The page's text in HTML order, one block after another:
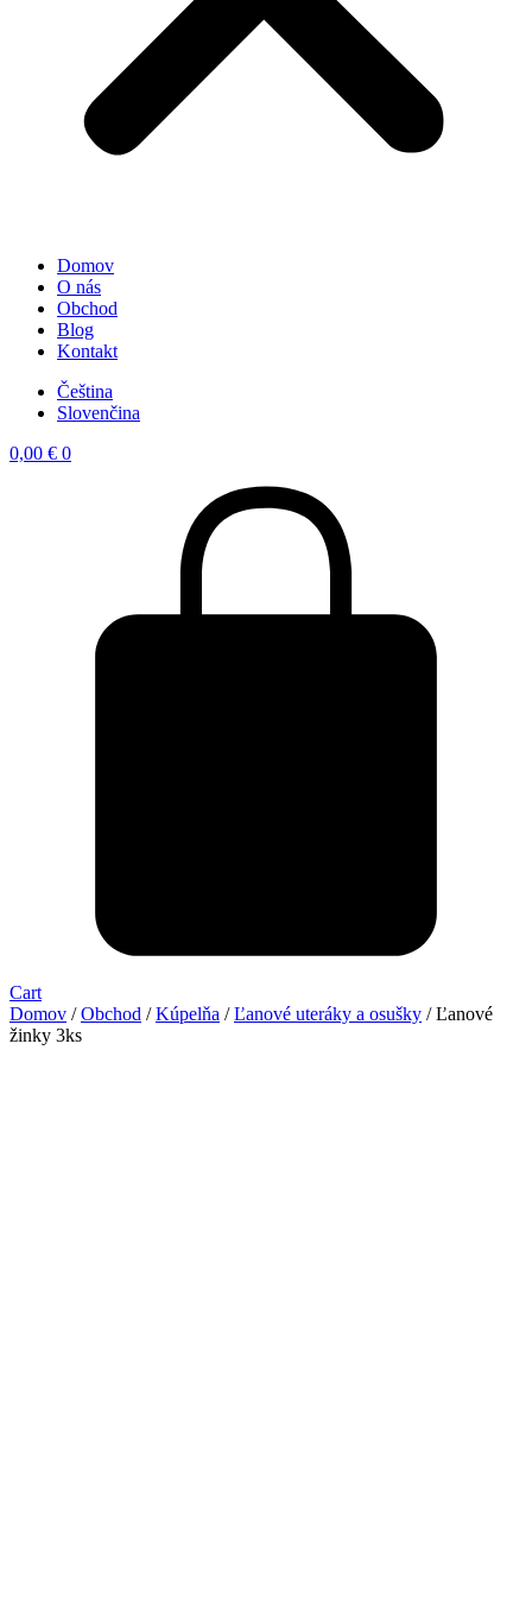
Domov
O nás
Obchod
Blog
Kontakt
Čeština
Slovenčina
0,00 € 0
Cart
Domov /Obchod /Kúpelňa /Ľanové uteráky a osušky / Ľanové
žinky 3ks